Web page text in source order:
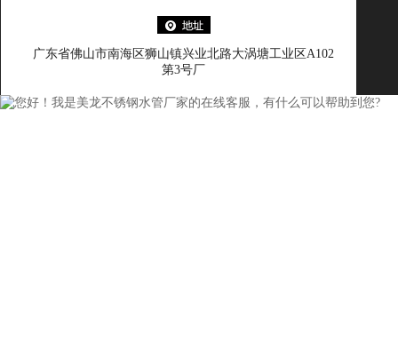
广东省佛山市南海区狮山镇兴业北路大涡塘工业区A102
第3号厂